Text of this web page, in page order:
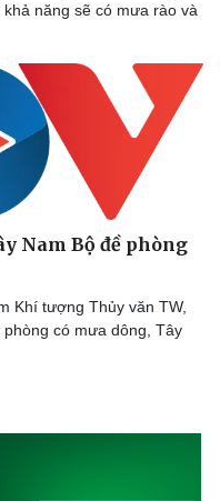
năng sẽ có mưa rào và
Nam Bộ đề phòng
Khí tượng Thủy văn TW,
có mưa dông, Tây